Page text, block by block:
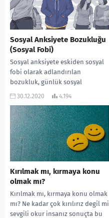
Sosyal Anksiyete Bozukluğu
(Sosyal Fobi)
Sosyal anksiyete eskiden sosyal
fobi olarak adlandırılan
bozukluk, günlük sosyal
ortamlarda anksiyete ve aşırı
bir hastalıktır....
30.12.2020 4.194
Kırılmak mı, kırmaya konu
olmak mı?
Kırılmak mı, kırmaya konu olmak
mı? Ne kadar çok kırılırız degil mi
sevgili okur insanız sonuçta bu